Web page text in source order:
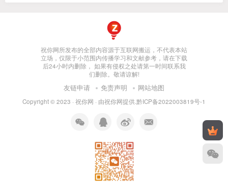
祝你网所发布的全部内容源于互联网搬运，不代表本站
立场，仅限于小范围内传播学习和文献参考，请在下载
后24小时内删除， 如果有侵权之处请第一时间联系我
们删除。敬请谅解!
友链申请 免责声明 网站地图
Copyright © 2023 · 祝你网 · 由祝你网提供.黔ICP备2022003819号-1